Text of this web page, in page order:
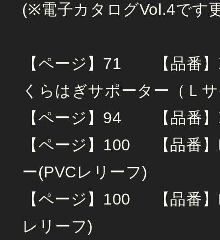
(※電子カタログVol.4です
【ページ】71 【品番
くらはぎサポーター（Ｌ
【ページ】94 【品番
【ページ】100 【品番
ー(PVCレリーフ)
【ページ】100 【品番
レリーフ)